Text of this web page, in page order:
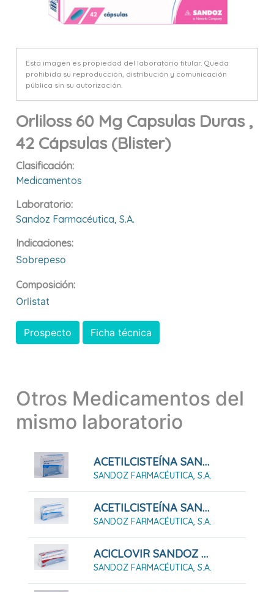
Esta imagen es propiedad del laboratorio titular. Queda
prohibida su reproducción, distribución y comunicación
pública sin su autorización.
Orliloss 60 Mg Capsulas Duras ,
42 Cápsulas (blister)
Clasificación:
Medicamentos
Laboratorio:
Sandoz Farmacéutica, S.a.
Indicaciones:
Sobrepeso
Composición:
Orlistat
Prospecto Ficha técnica
Otros Medicamentos del
mismo laboratorio
ACETILCISTEÍNA SANDOZ CARE 200 MG POLVO PARA SOLUCIÓN ORAL, 20 Sobres
SANDOZ FARMACÉUTICA, S.A.
ACETILCISTEÍNA SANDOZ CARE 600 Mg Comprimidos Efervescentes, 10 Comprimidos
SANDOZ FARMACÉUTICA, S.A.
ACICLOVIR SANDOZ 50 MG/G CREMA EFG , 1 Tubo De 2 G
SANDOZ FARMACÉUTICA, S.A.